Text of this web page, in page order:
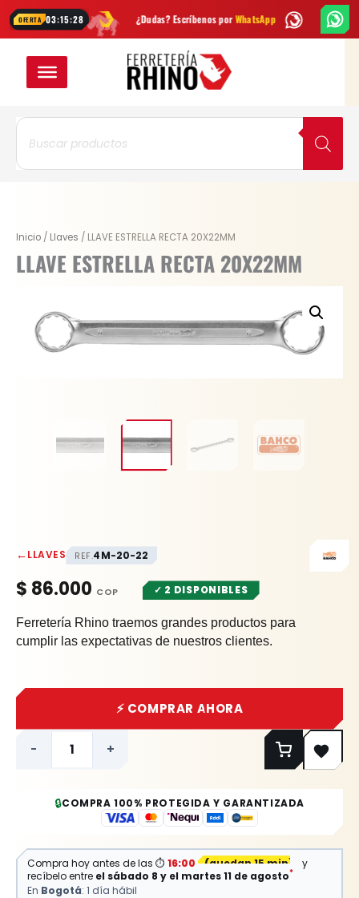
OFERTA 03:15:28
semana ¿Dudas? Escríbenos porWhatsApp Envío GRATISen
Búsqueda
productos
Inicio / Llaves / LLAVE ESTRELLA RECTA 20X22MM
LLAVE ESTRELLA RECTA 20X22MM
←LLAVES REF.4M-20-22
$ 86.000 ✓ 2 DISPONIBLES
Ferretería Rhino traemos grandes productos para
cumplir las expectativas de nuestros clientes.
LLAVE
ESTRELLA
RECTA
cantidad
- +
⚡ COMPRAR AHORA
🔒COMPRA 100% PROTEGIDA Y GARANTIZADA
Compra hoy antes de las ⏱ 16:00 (quedan 15 min)
y
recíbelo entre el sábado 8 y el martes 11 de agosto*
En Bogotá: 1 día hábil